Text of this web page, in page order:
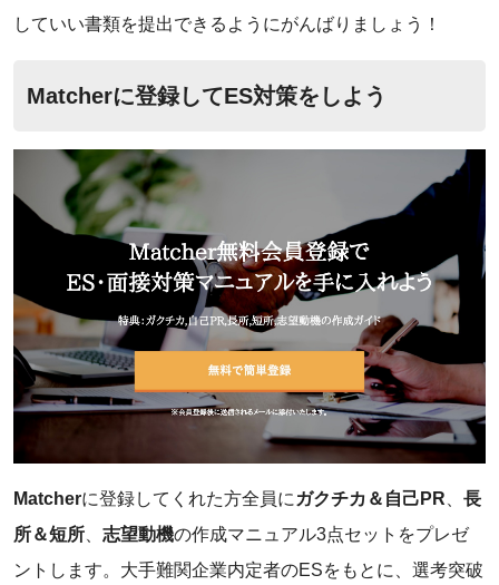
していい書類を提出できるようにがんばりましょう！
Matcherに登録してES対策をしよう
Matcherに登録してくれた方全員に ガクチカ＆自己PR
長
所＆短所
志望動機の作成マニュアル3点セットをプレゼ
ントします。大手難関企業内定者のESをもとに、選考突破